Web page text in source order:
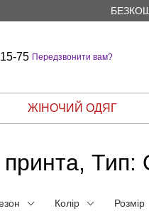
75 Передзвонити вам?
ЖІНОЧИЙ ОДЯГ
Тип:
Колір Розмір